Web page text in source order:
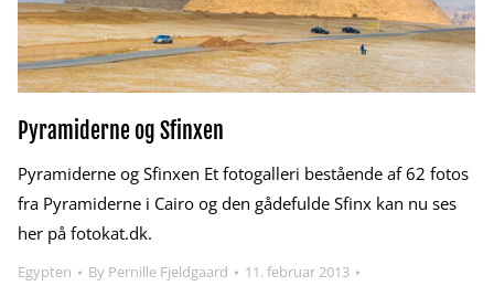
Pyramiderne og Sfinxen
Pyramiderne og Sfinxen Et fotogalleri bestående af 62 fotos
fra Pyramiderne i Cairo og den gådefulde Sfinx kan nu ses
her på fotokat.dk.
Egypten By Pernille Fjeldgaard
11. februar 2013